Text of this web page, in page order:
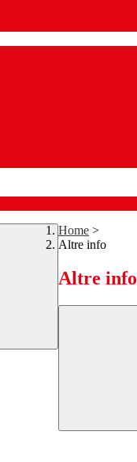
Home >
Altre info
Altre info